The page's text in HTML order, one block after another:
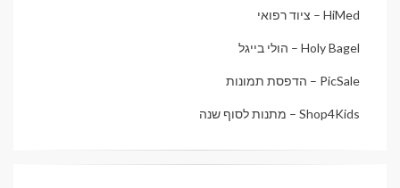
HiMed – ציוד רפואי
Holy Bagel – הולי בייגל
PicSale – הדפסת תמונות
Shop4Kids – מתנות לסוף שנה